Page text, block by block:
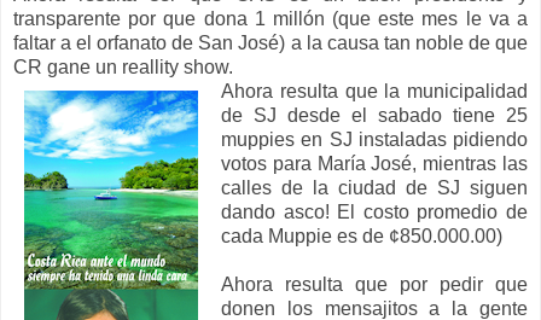
transparente por que dona 1 millón (que este mes le va a
faltar a el orfanato de San José) a la causa tan noble de que
CR gane un reallity show.
Ahora resulta que la municipalidad
de SJ desde el sabado tiene 25
muppies en SJ instaladas pidiendo
votos para María José, mientras las
calles de la ciudad de SJ siguen
dando asco! El costo promedio de
cada Muppie es de ¢850.000.00)
Ahora resulta que por pedir que
donen los mensajitos a la gente